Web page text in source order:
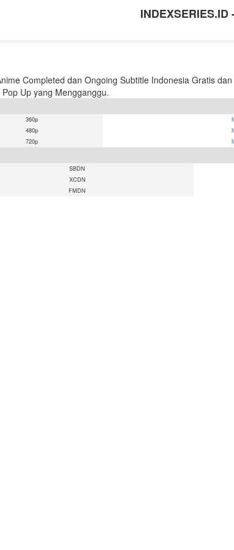
Completed dan Ongoing Subtitle Indonesia Gratis
Up yang Mengganggu.
360p
480p
720p
SBDN
XCDN
FMDN